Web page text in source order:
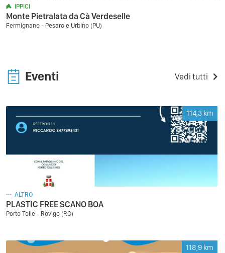
IPPICI
Monte Pietralata da Cà Verdeselle
Fermignano - Pesaro e Urbino (PU)
Eventi Vedi tutti
114,3 km
ALTRO
PLASTIC FREE SCANO BOA
Porto Tolle - Rovigo (RO)
118,9 km